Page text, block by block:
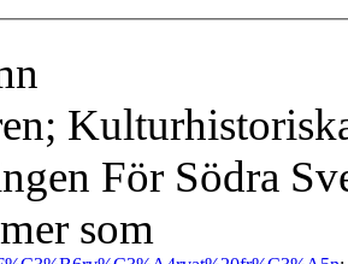
För Södra
som